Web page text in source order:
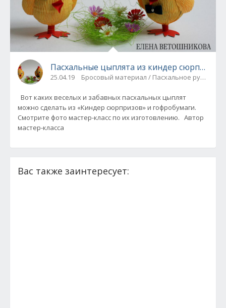
Пасхальные цыплята из киндер сюрприза.
25.04.19 Бросовый материал / Пасхальное
Вот каких веселых и забавных пасхальных цыплят
можно сделать из «Киндер сюрпризов» и гофробумаги.
Смотрите фото мастер-класс по их изготовлению. Автор
мастер-класса
Вас также заинтересует: